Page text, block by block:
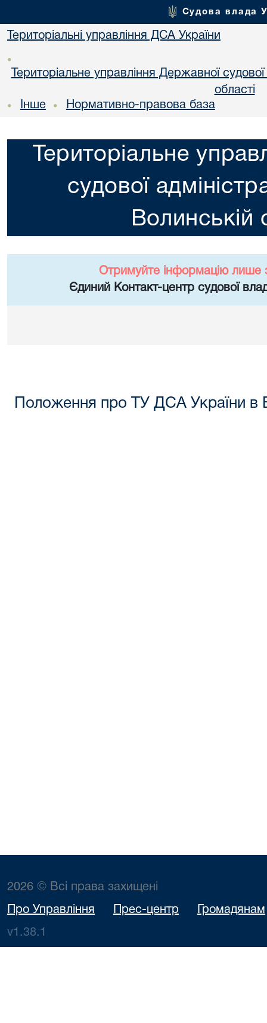
Судова влада
Територіальні управління ДСА України
•
Територіальне управління Державної судової
областi
• Інше • Нормативно-правова база
Територіальне
судової
Волинській
Отримуйте інформацію лише
Єдиний Контакт-центр судової
Положення про ТУ ДСА України в
2026 © Всі права захищені
Про Управління Прес-центр Громадянам
v1.38.1